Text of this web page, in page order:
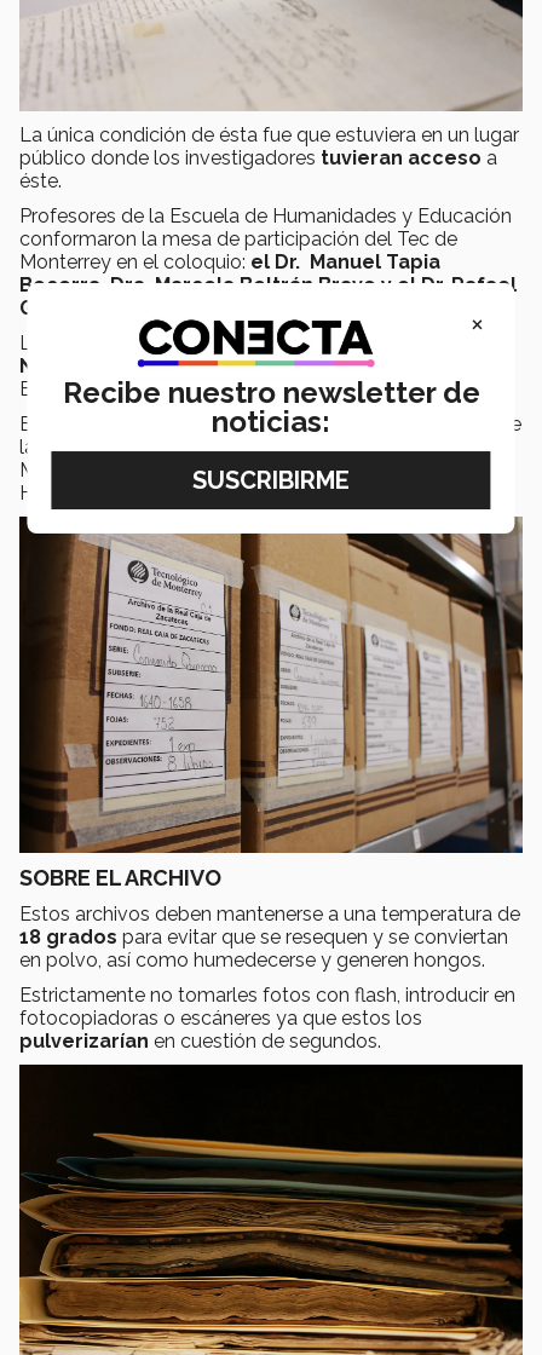
La única condición de ésta fue que estuviera en un lugar
público donde los investigadores tuvieran acceso a
éste.
Profesores de la Escuela de Humanidades y Educación
conformaron la mesa de participación del Tec de
Monterrey en el coloquio: el Dr. Manuel Tapia
Becerra, Dra. Marcela Beltrán Bravo y el Dr. Rafael
García González.
La mesa fue moderada por laDoctora Inés Sáenz
Negrete
, decana de la Escuela de Humanidades y
Educación.
Este coloquio es organizado por la Biblioteca Central de
la UNAM y la Escuela Nacional de Conservación y
Museografía del Instituto Nacional de Antropología e
Historia (INAH).
SOBRE EL ARCHIVO
Estos archivos deben mantenerse a una temperatura de
18 grados para evitar que se resequen y se conviertan
en polvo, así como humedecerse y generen hongos.
Estrictamente no tomarles fotos con flash, introducir en
fotocopiadoras o escáneres ya que estos los
pulverizarían en cuestión de segundos.
×
Recibe nuestro newsletter de
noticias: